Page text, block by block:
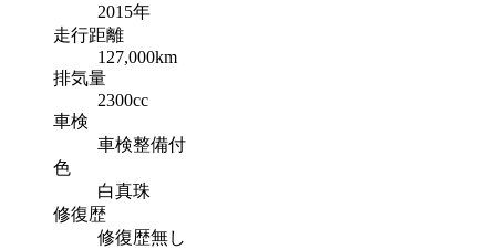
2015年
走行距離
127,000km
排気量
2300cc
車検
車検整備付
色
白真珠
修復歴
修復歴無し